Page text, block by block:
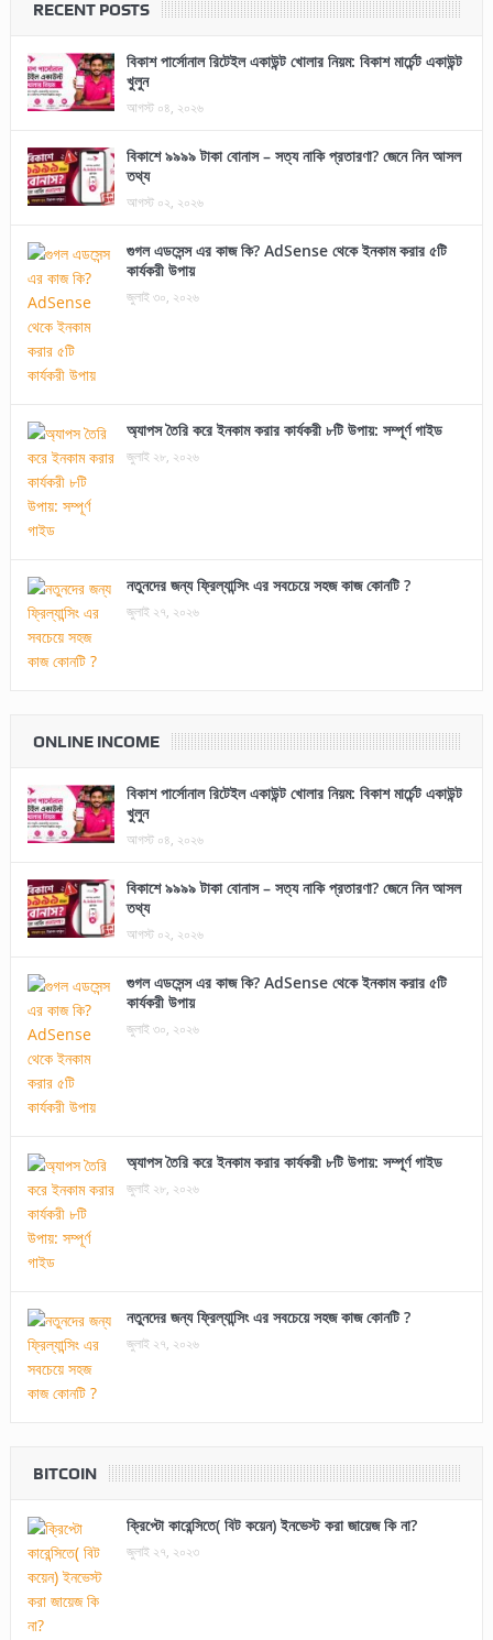
RECENT POSTS
বিকাশ পার্সোনাল রিটেইল একাউন্ট খোলার নিয়ম: বিকাশ মার্চেন্ট একাউন্ট
খুলুন
আগস্ট ০৪, ২০২৬
বিকাশে ৯৯৯৯ টাকা বোনাস – সত্য নাকি প্রতারণা? জেনে নিন আসল
তথ্য
আগস্ট ০২, ২০২৬
গুগল এডসেন্স এর কাজ কি? AdSense থেকে ইনকাম করার ৫টি
কার্যকরী উপায়
জুলাই ৩০, ২০২৬
অ্যাপস তৈরি করে ইনকাম করার কার্যকরী ৮টি উপায়: সম্পূর্ণ গাইড
জুলাই ২৮, ২০২৬
নতুনদের জন্য ফ্রিল্যান্সিং এর সবচেয়ে সহজ কাজ কোনটি ?
জুলাই ২৭, ২০২৬
ONLINE INCOME
বিকাশ পার্সোনাল রিটেইল একাউন্ট খোলার নিয়ম: বিকাশ মার্চেন্ট একাউন্ট
খুলুন
আগস্ট ০৪, ২০২৬
বিকাশে ৯৯৯৯ টাকা বোনাস – সত্য নাকি প্রতারণা? জেনে নিন আসল
তথ্য
আগস্ট ০২, ২০২৬
গুগল এডসেন্স এর কাজ কি? AdSense থেকে ইনকাম করার ৫টি
কার্যকরী উপায়
জুলাই ৩০, ২০২৬
অ্যাপস তৈরি করে ইনকাম করার কার্যকরী ৮টি উপায়: সম্পূর্ণ গাইড
জুলাই ২৮, ২০২৬
নতুনদের জন্য ফ্রিল্যান্সিং এর সবচেয়ে সহজ কাজ কোনটি ?
জুলাই ২৭, ২০২৬
BITCOIN
ক্রিপ্টো কারেন্সিতে( বিট কয়েন) ইনভেস্ট করা জায়েজ কি না?
জুলাই ২৭, ২০২৩